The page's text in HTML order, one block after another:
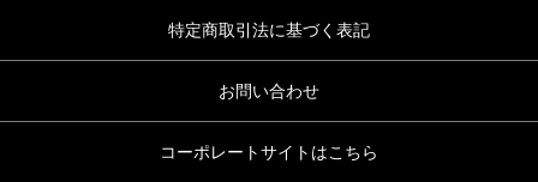
特定商取引法に基づく表記
お問い合わせ
コーポレートサイトはこちら